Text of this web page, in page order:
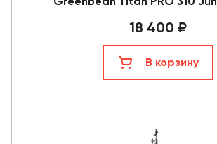
18 400 ₽
В корзину